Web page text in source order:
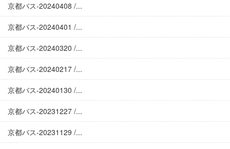
京都バス-20240408 /...
京都バス-20240401 /...
京都バス-20240320 /...
京都バス-20240217 /...
京都バス-20240130 /...
京都バス-20231227 /...
京都バス-20231129 /...